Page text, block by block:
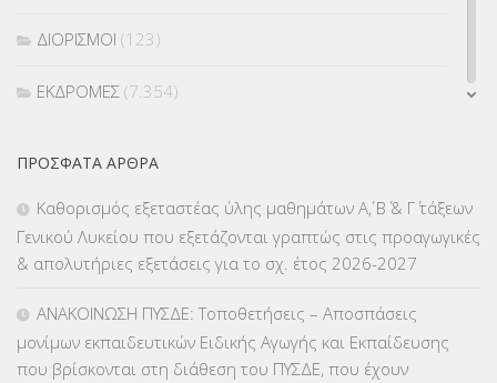
ΔΙΟΡΙΣΜΟΙ (123)
ΕΚΔΡΟΜΕΣ (7.354)
(366)
ΕΠΙΜΟΡΦΩΣΗ Τ.Π.Ε.(10)
ΚΕΣΥ(60)
ΠΡΌΣΦΑΤΑ ΆΡΘΡΑ
Καθορισμός εξεταστέας ύλης μαθημάτων Α΄, Β΄ & Γ΄ τάξεων
Γενικού Λυκείου που εξετάζονται γραπτώς στις προαγωγικές
& απολυτήριες εξετάσεις για το σχ. έτος 2026-2027
ΑΝΑΚΟΙΝΩΣΗ ΠΥΣΔΕ: Τοποθετήσεις – Αποσπάσεις
μονίμων εκπαιδευτικών Ειδικής Αγωγής και Εκπαίδευσης
που βρίσκονται στη διάθεση του ΠΥΣΔΕ, που έχουν